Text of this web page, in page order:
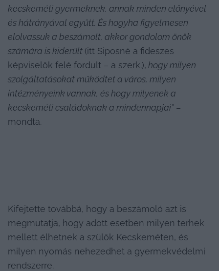
kecskeméti gyermeknek, annak minden előnyével
és hátrányával együtt. És hogyha figyelmesen
elolvassuk a beszámolt, akkor gondolom önök
számára is kiderült (itt Siposné a fideszes
képviselők felé fordult – a szerk.), hogy milyen
szolgáltatásokat működtet a város, milyen
intézményeink vannak, és hogy milyenek a
kecskeméti családoknak a mindennapjai” –
mondta.
Kifejtette továbbá, hogy a beszámoló azt is
megmutatja, hogy adott esetben milyen terhek
mellett élhetnek a szülők Kecskeméten, és
milyen nyomás nehezedhet a gyermekvédelmi
rendszerre.